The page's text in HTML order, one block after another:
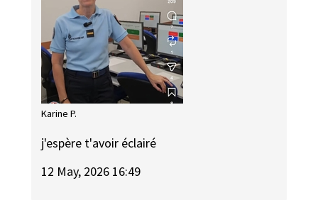
Karine P.
j'espère t'avoir éclairé
12 May, 2026 16:49